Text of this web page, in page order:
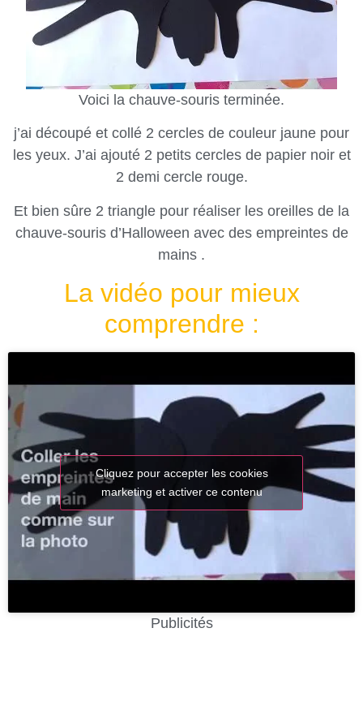
Voici la chauve-souris terminée.
j’ai découpé et collé 2 cercles de couleur jaune pour
les yeux. J’ai ajouté 2 petits cercles de papier noir et
2 demi cercle rouge.
Et bien sûre 2 triangle pour réaliser les oreilles de la
chauve-souris d’Halloween avec des empreintes de
mains .
La vidéo pour mieux
comprendre :
Cliquez pour accepter les cookies
marketing et activer ce contenu
Publicités